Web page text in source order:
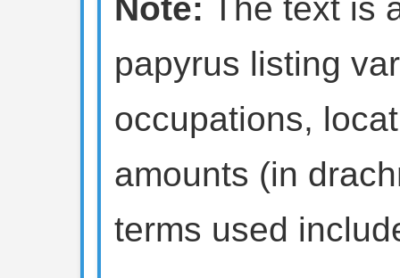
Note: The text is
papyrus listing
occupations,
amounts (in
terms used